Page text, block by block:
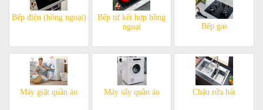
Bếp điện (hồng ngoại)
Bếp từ kết hợp hồng
ngoại
Bếp gas
Máy giặt quần áo Máy sấy quần áo Chậu rửa bát